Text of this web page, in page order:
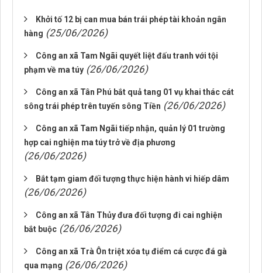
Khởi tố 12 bị can mua bán trái phép tài khoản ngân
hàng (25/06/2026)
Công an xã Tam Ngãi quyết liệt đấu tranh với tội
phạm về ma túy (26/06/2026)
Công an xã Tân Phú bắt quả tang 01 vụ khai thác cát
sông trái phép trên tuyến sông Tiền (26/06/2026)
Công an xã Tam Ngãi tiếp nhận, quản lý 01 trường
hợp cai nghiện ma túy trở về địa phương
(26/06/2026)
Bắt tạm giam đối tượng thực hiện hành vi hiếp dâm
(26/06/2026)
Công an xã Tân Thủy đưa đối tượng đi cai nghiện
bắt buộc (26/06/2026)
Công an xã Trà Ôn triệt xóa tụ điểm cá cược đá gà
qua mạng (26/06/2026)